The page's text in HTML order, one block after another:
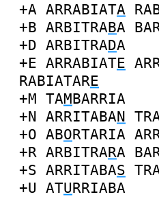
+A ARRABIATA
+B ARBITRABA
+D ARBITRADA
+E ARRABIATE
RABIATARE
+M TAMBARRIA
+N ARRITABAN
+O ABORTARIA
+R ARBITRARA
+S ARRITABAS
+U ATURRIABA